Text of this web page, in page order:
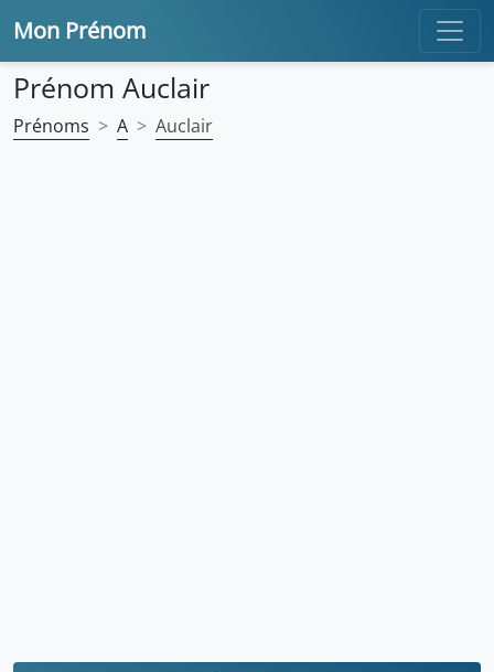
Mon Prénom
Prénom Auclair
Prénoms A Auclair